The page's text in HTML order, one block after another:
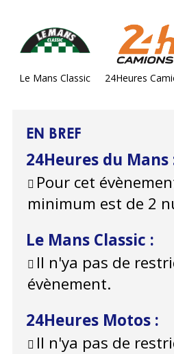
Le Mans Classic 24Heures
EN BREF
24Heures du Mans
Pour cet
minimum est de 2
Le Mans Classic :
Il n'ya pas de
évènement.
24Heures Motos :
Il n'ya pas de